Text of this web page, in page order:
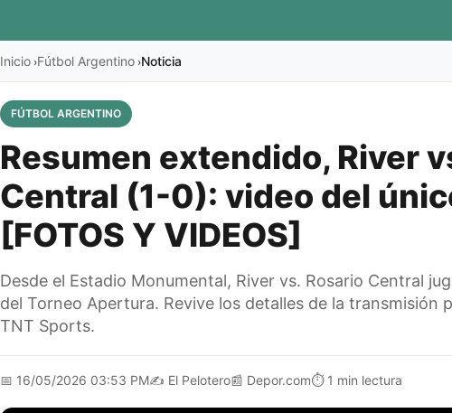
Inicio ›Fútbol Argentino ›Noticia
FÚTBOL ARGENTINO
Resumen extendido, River
Central (1-0): video del
[FOTOS Y VIDEOS]
Desde el Estadio Monumental, River vs. Rosario Central
del Torneo Apertura. Revive los detalles de la transmisión
TNT Sports.
📅 16/05/2026 03:53 PM✍️ El Pelotero📰 Depor.com⏱️ 1 min lectura